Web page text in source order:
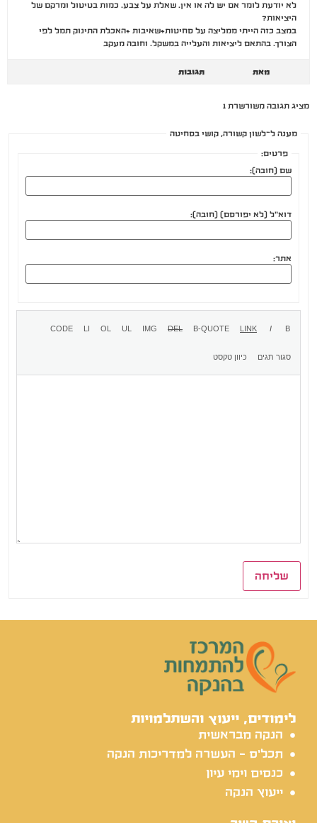
לא יודעת לומר אם יש לה או אין. שאלת על צבע. כמות בטיטול ומרקם של
היציאות?
במצב כזה הייתי ממליצה על סחיטות+שאיבות +האכלת התינוק תמל לפי
הצורך. בהתאם ליציאות והעלייה במשקל. וחובה מעקב
מאת תגובות
מציג תגובה משורשרת 1
מענה ל־לשון קשורה, קושי בסחיטה
פרטים:
שם (חובה):
דוא"ל (לא יפורסם) (חובה):
אתר:
שליחה
לימודים, ייעוץ והשתלמויות
הנקה מבראשית
תכל'ס - העשרה למדריכות הנקה
כנסים וימי עיון
ייעוץ הנקה